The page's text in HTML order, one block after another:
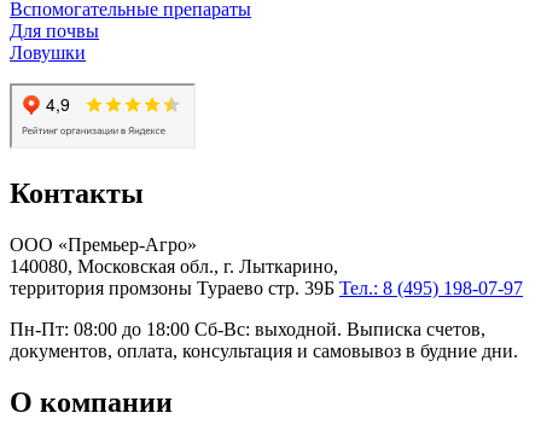
Вспомогательные препараты
Для почвы
Ловушки
Контакты
ООО «Премьер-Агро»
140080, Московская обл., г. Лыткарино,
территория промзоны Тураево стр. 39Б Тел.: 8 (495) 198-07-97
Пн-Пт: 08:00 до 18:00 Сб-Вс: выходной. Выписка счетов,
документов, оплата, консультация и самовывоз в будние дни.
О компании